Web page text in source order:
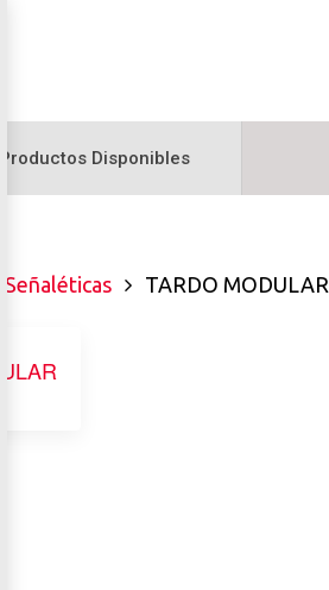
Productos Disponibles
Señaléticas TARDO MODULAR